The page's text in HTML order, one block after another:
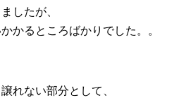
したが、
かるところばかりでした。。
れない部分として、